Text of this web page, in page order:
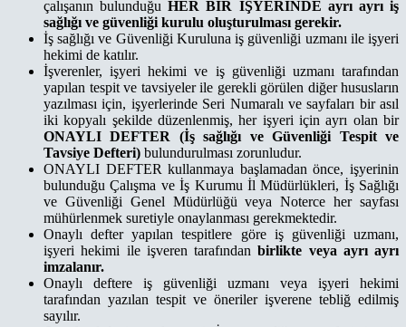
çalışanın bulunduğuHER BİR İŞYERİNDE ayrı ayrı iş
sağlığı ve güvenliği kurulu oluşturulması gerekir.
İş sağlığı ve Güvenliği Kuruluna iş güvenliği uzmanı ile işyeri
hekimi de katılır.
İşverenler, işyeri hekimi ve iş güvenliği uzmanı tarafından
yapılan tespit ve tavsiyeler ile gerekli görülen diğer hususların
yazılması için, işyerlerinde Seri Numaralı ve sayfaları bir asıl
iki kopyalı şekilde düzenlenmiş, her işyeri için ayrı olan bir
ONAYLI DEFTER (İş sağlığı ve Güvenliği Tespit ve
Tavsiye Defteri) bulundurulması zorunludur.
ONAYLI DEFTER kullanmaya başlamadan önce, işyerinin
bulunduğu Çalışma ve İş Kurumu İl Müdürlükleri, İş Sağlığı
ve Güvenliği Genel Müdürlüğü veya Noterce her sayfası
mühürlenmek suretiyle onaylanması gerekmektedir.
Onaylı defter yapılan tespitlere göre iş güvenliği uzmanı,
işyeri hekimi ile işveren tarafındanbirlikte veya ayrı ayrı
imzalanır.
Onaylı deftere iş güvenliği uzmanı veya işyeri hekimi
tarafından yazılan tespit ve öneriler işverene tebliğ edilmiş
sayılır.